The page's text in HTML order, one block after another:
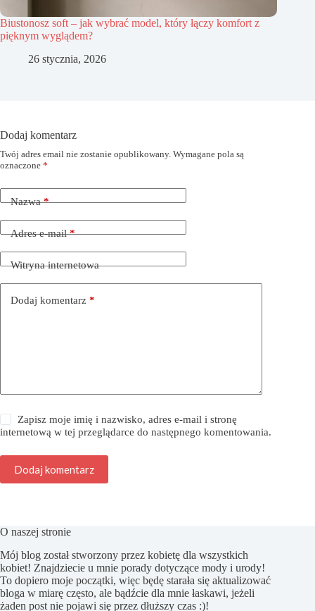
Biustonosz soft – jak wybrać model, który łączy komfort z
pięknym wyglądem?
26 stycznia, 2026
Dodaj komentarz
Twój adres email nie zostanie opublikowany. Wymagane pola są
oznaczone *
Nazwa*
Adres e-mail*
Witryna internetowa
Dodaj komentarz *
Zapisz moje imię i nazwisko, adres e-mail i stronę
internetową w tej przeglądarce do następnego komentowania.
Dodaj komentarz
O naszej stronie
Mój blog został stworzony przez kobietę dla wszystkich
kobiet! Znajdziecie u mnie porady dotyczące mody i urody!
To dopiero moje początki, więc będę starała się aktualizować
bloga w miarę często, ale bądźcie dla mnie łaskawi, jeżeli
żaden post nie pojawi się przez dłuższy czas :)!